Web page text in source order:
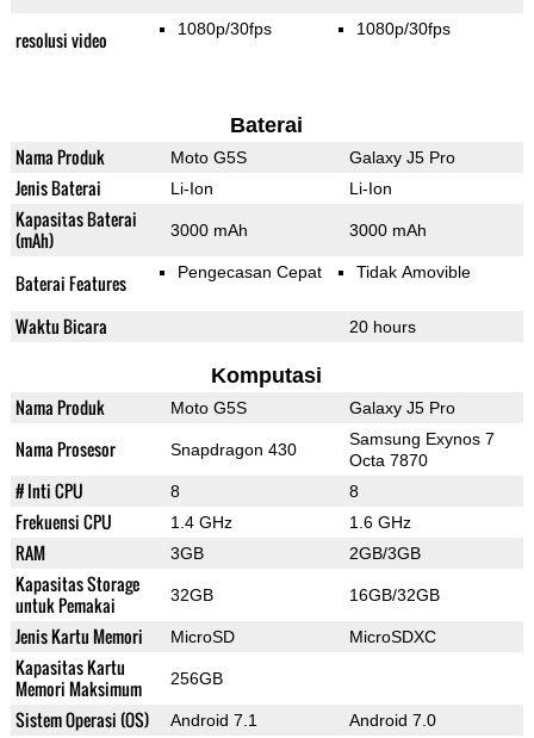
resolusi video 1080p/30fps 1080p/30fps
Baterai
Nama Produk Moto G5S Galaxy J5 Pro
Jenis Baterai Li-Ion Li-Ion
Kapasitas Baterai
(mAh)
3000 mAh 3000 mAh
Baterai Features Pengecasan Cepat Tidak Amovible
Waktu Bicara 20 hours
Komputasi
Nama Produk Moto G5S Galaxy J5 Pro
Nama Prosesor Snapdragon 430
Samsung Exynos 7
Octa 7870
# Inti CPU 8 8
Frekuensi CPU 1.4 GHz 1.6 GHz
RAM 3GB 2GB/3GB
Kapasitas Storage
untuk Pemakai
32GB 16GB/32GB
Jenis Kartu Memori MicroSD MicroSDXC
Kapasitas Kartu
Memori Maksimum
256GB
Sistem Operasi (OS) Android 7.1 Android 7.0